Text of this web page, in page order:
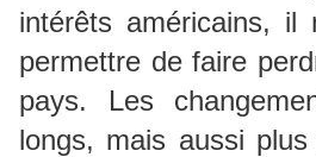
intérêts américains,
permettre de faire
pays. Les
longs, mais aussi